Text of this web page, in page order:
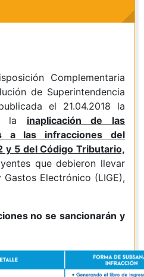
Complementaria
de Superintendencia
el 21.04.2018 la
la inaplicación de las
alas infracciones del
y 5 del Código Tributario,
quedebieron llevar
Electrónico (LIGE),
no se sancionarán y